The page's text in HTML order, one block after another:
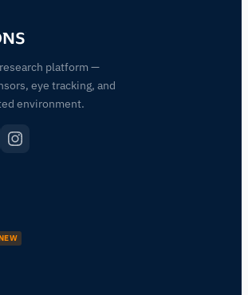
platform —
eye tracking, and
environment.